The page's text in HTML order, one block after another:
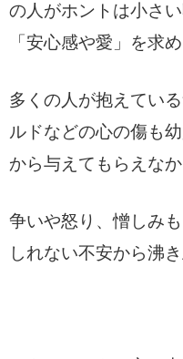
の人がホントは小さ
「安心感や愛」を求
多くの人が抱えてい
ルドなどの心の傷も
から与えてもらえなか
争いや怒り、憎しみ
しれない不安から沸